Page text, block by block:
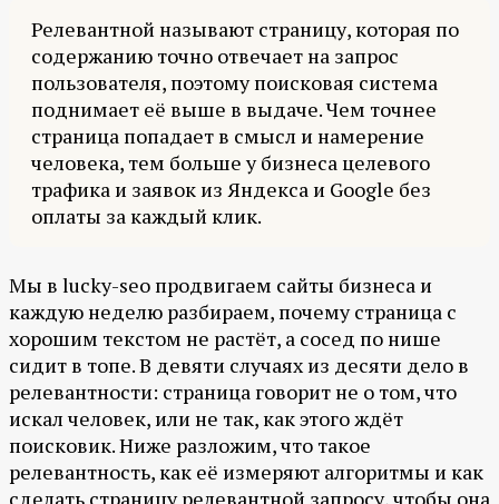
Релевантной называют страницу, которая по
содержанию точно отвечает на запрос
пользователя, поэтому поисковая система
поднимает её выше в выдаче. Чем точнее
страница попадает в смысл и намерение
человека, тем больше у бизнеса целевого
трафика и заявок из Яндекса и Google без
оплаты за каждый клик.
Мы в lucky-seo продвигаем сайты бизнеса и
каждую неделю разбираем, почему страница с
хорошим текстом не растёт, а сосед по нише
сидит в топе. В девяти случаях из десяти дело в
релевантности: страница говорит не о том, что
искал человек, или не так, как этого ждёт
поисковик. Ниже разложим, что такое
релевантность, как её измеряют алгоритмы и как